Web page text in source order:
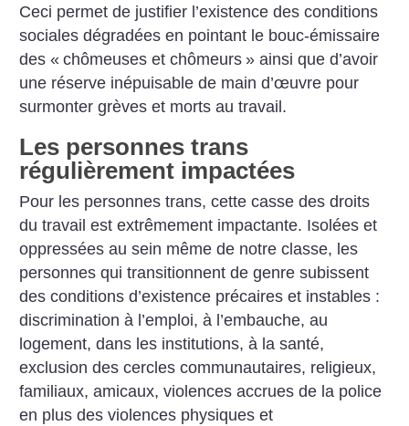
Ceci permet de justifier l’existence des conditions
sociales dé­gradées en pointant le bouc-­émissaire
des « chômeuses et chômeurs » ainsi que d’avoir
une réserve inépuisable de main d’œuvre pour
surmonter grèves et morts au travail.
Les personnes trans
régulièrement impactées
Pour les personnes trans, cette casse des droits
du travail est extrêmement impactante. Isolées et
oppressées au sein même de notre classe, les
personnes qui transitionnent de genre subissent
des conditions d’existence précaires et instables :
discrimination à l’emploi, à l’embauche, au
logement, dans les institutions, à la ­santé,
exclusion des cercles communautaires, religieux,
familiaux, amicaux, violences accrues de la ­police
en plus des violences physiques et